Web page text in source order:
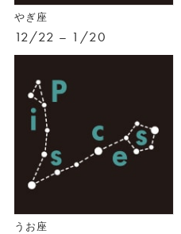
やぎ座
12/22 – 1/20
うお座